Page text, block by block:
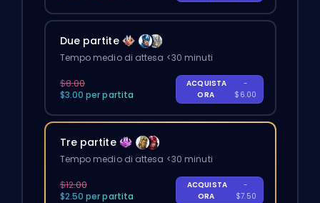
Due partite
Tempo medio di attesa <30 minuti
$8.00
$3.00 per partita
ACQUISTA
ORA
-
$6.00
Tre partite
Tempo medio di attesa <30 minuti
$12.00
$2.50 per partita
ACQUISTA
ORA
-
$7.50